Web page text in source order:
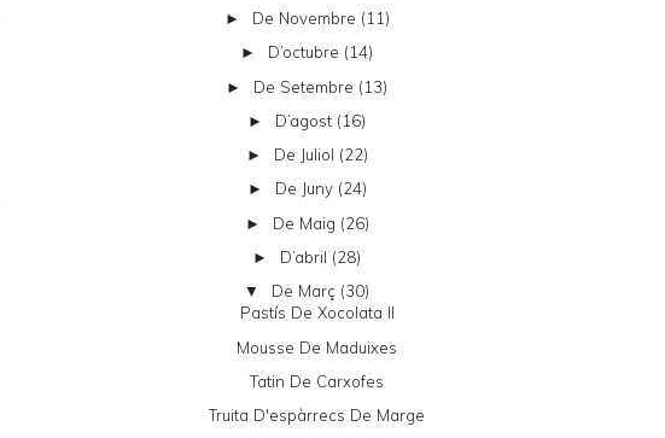
► De Novembre (11)
► D’octubre (14)
► De Setembre (13)
► D’agost (16)
► De Juliol (22)
► De Juny (24)
► De Maig (26)
► D’abril (28)
▼ De Març (30)
Pastís De Xocolata II
Mousse De Maduixes
Tatin De Carxofes
Truita D'espàrrecs De Marge